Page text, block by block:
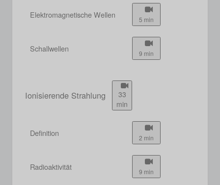
Elektromagnetische Wellen 5 min
Schallwellen 9 min
Ionisierende Strahlung
33
min
Definition 2 min
Radioaktivität 9 min